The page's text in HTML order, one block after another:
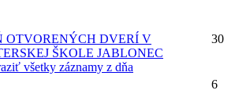
OTVORENÝCH DVERÍ V
ŠKOLE JABLONEC
všetky záznamy z dňa
30
6